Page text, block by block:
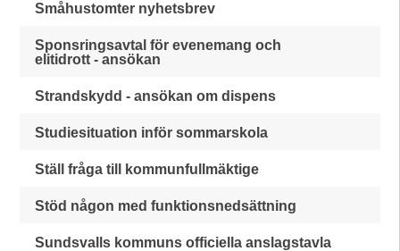
Småhustomter nyhetsbrev
Sponsringsavtal för evenemang och
elitidrott - ansökan
Strandskydd - ansökan om dispens
Studiesituation inför sommarskola
Ställ fråga till kommunfullmäktige
Stöd någon med funktionsnedsättning
Sundsvalls kommuns officiella anslagstavla